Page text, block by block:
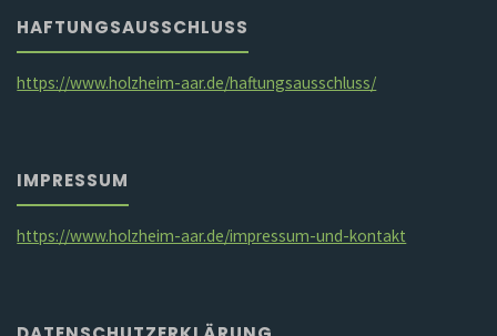
HAFTUNGSAUSSCHLUSS
https://www.holzheim-aar.de/haftungsausschluss/
IMPRESSUM
https://www.holzheim-aar.de/impressum-und-kontakt